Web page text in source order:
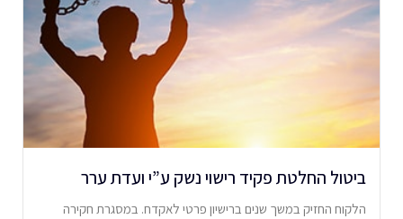
ביטול החלטת פקיד רישוי נשק ע”י ועדת ערר
הלקוח החזיק במשך שנים ברישיון פרטי לאקדח. במסגרת חקירה